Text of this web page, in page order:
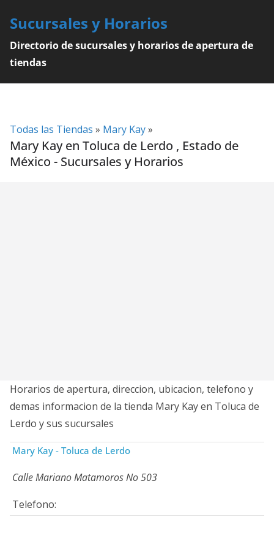
content
Sucursales y Horarios
Directorio de sucursales y horarios de apertura de
tiendas
Todas las Tiendas » Mary Kay»
Mary Kay en Toluca de Lerdo , Estado de
México - Sucursales y Horarios
Horarios de apertura, direccion, ubicacion, telefono y
demas informacion de la tienda Mary Kay en Toluca de
Lerdo y sus sucursales
Mary Kay - Toluca de Lerdo
Calle Mariano Matamoros No 503
Telefono: